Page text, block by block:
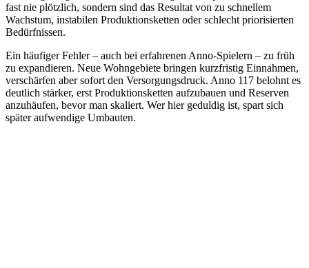
fast nie plötzlich, sondern sind das Resultat von zu schnellem
Wachstum, instabilen Produktionsketten oder schlecht priorisierten
Bedürfnissen.
Ein häufiger Fehler – auch bei erfahrenen Anno-Spielern – zu früh
zu expandieren. Neue Wohngebiete bringen kurzfristig Einnahmen,
verschärfen aber sofort den Versorgungsdruck. Anno 117 belohnt es
deutlich stärker, erst Produktionsketten aufzubauen und Reserven
anzuhäufen, bevor man skaliert. Wer hier geduldig ist, spart sich
später aufwendige Umbauten.